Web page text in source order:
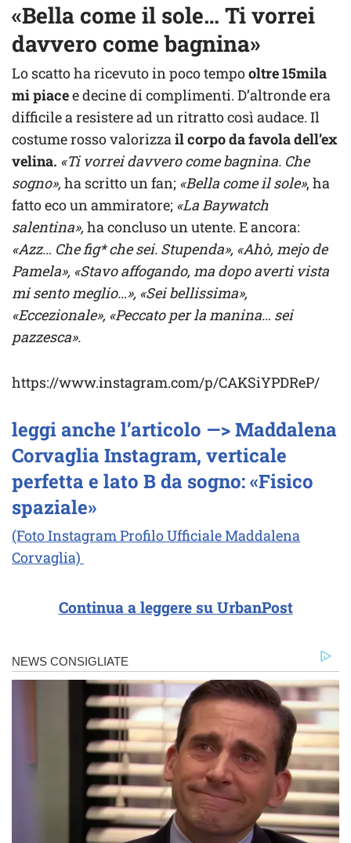
«Bella come il sole… Ti vorrei
davvero come bagnina»
Lo scatto ha ricevuto in poco tempooltre 15mila
mi piacee decine di complimenti. D’altronde era
difficile a resistere ad un ritratto così audace. Il
costume rosso valorizzail corpo da favola dell’ex
velina. «Ti vorrei davvero come bagnina. Che
sogno»,ha scritto un fan; «Bella come il sole», ha
fatto eco un ammiratore; «La Baywatch
salentina»,ha concluso un utente. E ancora:
«Azz… Che fig* che sei. Stupenda», «Ahò, mejo de
Pamela», «Stavo affogando, ma dopo averti vista
mi sento meglio…», «Sei bellissima»,
«Eccezionale», «Peccato per la manina… sei
pazzesca».
https://www.instagram.com/p/CAKSiYPDReP/
leggi anche l’articolo —> Maddalena
Corvaglia Instagram, verticale
perfetta e lato B da sogno: «Fisico
spaziale»
(Foto Instagram Profilo Ufficiale Maddalena
Corvaglia)
Continua a leggere su UrbanPost